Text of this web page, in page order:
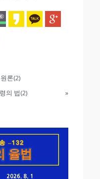
론(2)
의 법(2)
»